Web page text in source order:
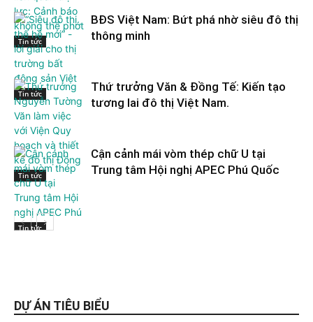
Tin tức
Tin tức
BĐS Việt Nam: Bứt phá nhờ siêu đô thị
thông minh
Tin tức
Thứ trưởng Văn & Đồng Tế: Kiến tạo
tương lai đô thị Việt Nam.
Tin tức
Cận cảnh mái vòm thép chữ U tại
Trung tâm Hội nghị APEC Phú Quốc
DỰ ÁN TIÊU BIỂU